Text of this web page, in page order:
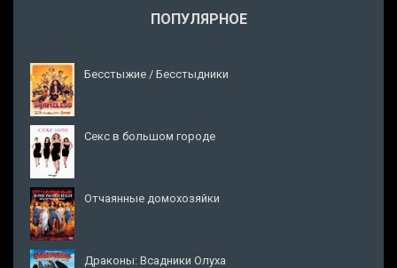
ПОПУЛЯРНОЕ
Бесстыжие / Бесстыдники
Секс в большом городе
Отчаянные домохозяйки
Драконы: Всадники Олуха